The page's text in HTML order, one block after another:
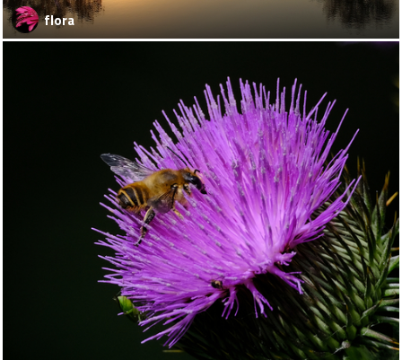
flora